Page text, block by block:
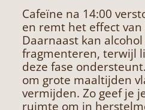
Cafeïne na 14:00
en remt het effect van
Daarnaast kan
fragmenteren, terwijl
deze fase
om grote maaltijden
vermijden. Zo geef je
ruimte om in